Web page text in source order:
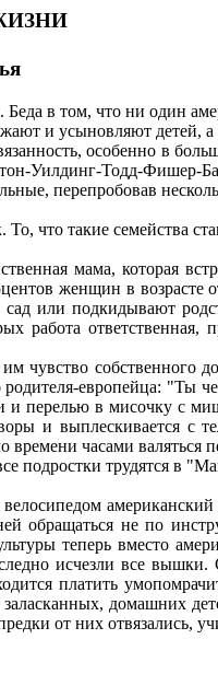
в том, что ни один
и усыновляют детей, а
особенно в
Уилдинг-Тодд-Фишер-
перепробовав
такие семейства
мама, которая
женщин в возрасте
или подкидывают
работа
собственного
европейца: "Ты
перелью в мисочку с
и выплескивается с
часами валяться
подростки трудятся в
не по
теперь вместо
исчезли все
платить
домашних
от них отвязались,